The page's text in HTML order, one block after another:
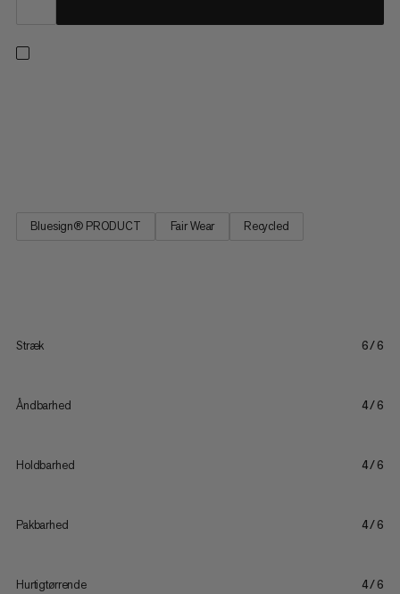
Bluesign® PRODUCT Fair Wear Recycled
Stræk 6/6
Åndbarhed 4/6
Holdbarhed 4/6
Pakbarhed 4/6
Hurtigtørrende 4/6